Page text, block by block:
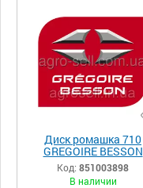
Диск ромашка 710
GREGOIRE BESSON
851003898
Код: 851003898
В наличии